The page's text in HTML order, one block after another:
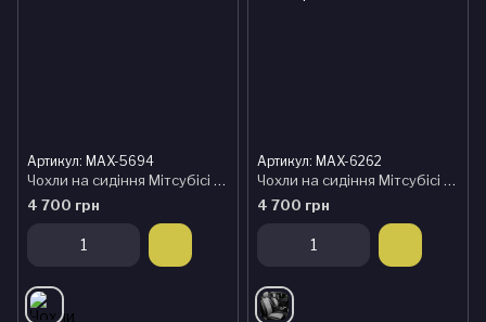
Артикул: MAX-5694
Чохли на сидіння Мітсубісі Грандіс (Mitsubishi Grandis) модельні MAX з екошкіри
4 700 грн
Артикул: MAX-6262
Чохли на сидіння Мітсубісі Грандіс (Mitsubishi Grandis) модельні MAX з екошкіри Чорно-сірий, графіт
4 700 грн